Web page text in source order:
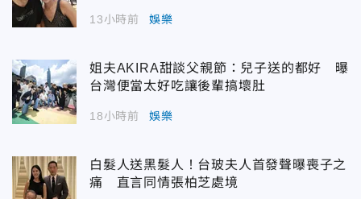
13小時前 娛樂
姐夫AKIRA甜談父親節：兒子送的都好 曝
台灣便當太好吃讓後輩搞壞肚
18小時前 娛樂
白髮人送黑髮人！台玻夫人首發聲曝喪子之
痛 直言同情張柏芝處境